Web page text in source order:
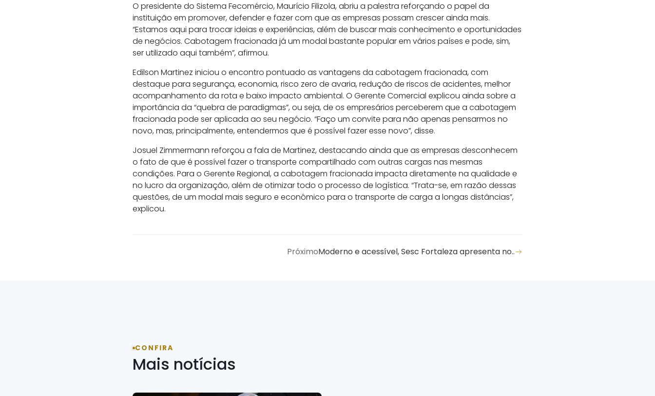
O presidente do Sistema Fecomércio, Maurício Filizola, abriu a palestra reforçando o papel da
instituição em promover, defender e fazer com que as empresas possam crescer ainda mais.
“Estamos aqui para trocar ideias e experiências, além de buscar mais conhecimento e oportunidades
de negócios. Cabotagem fracionada já um modal bastante popular em vários países e pode, sim,
ser utilizado aqui também”, afirmou.
Edilson Martinez iniciou o encontro pontuado as vantagens da cabotagem fracionada, com
destaque para segurança, economia, risco zero de avaria, redução de riscos de acidentes, melhor
acompanhamento da rota e baixo impacto ambiental. O Gerente Comercial explicou ainda sobre a
importância da “quebra de paradigmas”, ou seja, de os empresários perceberem que a cabotagem
fracionada pode ser aplicada ao seu negócio. “Faço um convite para não apenas pensarmos no
novo, mas, principalmente, entendermos que é possível fazer esse novo”, disse.
Josuel Zimmermann reforçou a fala de Martinez, destacando ainda que as empresas desconhecem
o fato de que é possível fazer o transporte compartilhado com outras cargas nas mesmas
condições. Para o Gerente Regional, a cabotagem fracionada impacta diretamente na qualidade e
no lucro da organização, além de otimizar todo o processo de logística. “Trata-se, em razão dessas
questões, de um modal mais seguro e econômico para o transporte de carga a longas distâncias”,
explicou.
PróximoModerno e acessível, Sesc Fortaleza apresenta no..
CONFIRA
Mais notícias